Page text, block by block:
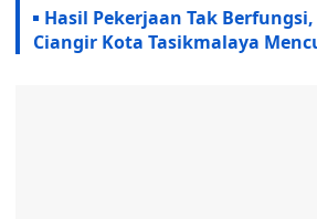
Hasil Pekerjaan Tak Berfungsi,
Ciangir Kota Tasikmalaya